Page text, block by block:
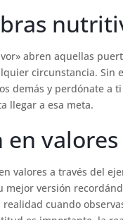
abren aquellas
circunstancia. Sin
demás y perdónate a
llegar a esa meta.
en valores
valores a través del
mejor versión
cuando